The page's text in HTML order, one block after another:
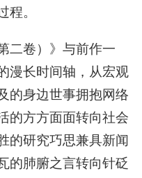
程。
二卷）》与前作一
漫长时间轴，从宏观
的身边世事拥抱网络
的方方面面转向社会
的研究巧思兼具新闻
的肺腑之言转向针砭